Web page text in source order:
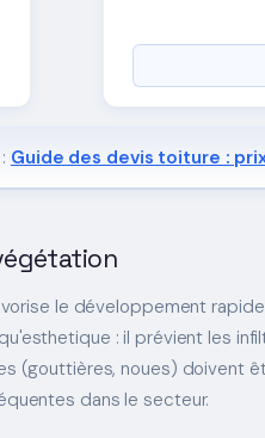
Guide des devis toiture :
le développement
: il prévient les
(gouttières, noues) doivent
dans le secteur.